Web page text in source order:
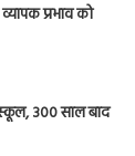
प्रभाव को
300 साल बाद